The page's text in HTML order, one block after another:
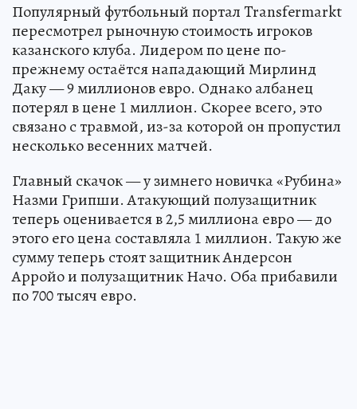
Популярный футбольный портал Transfermarkt
пересмотрел рыночную стоимость игроков
казанского клуба. Лидером по цене по-
прежнему остаётся нападающий Мирлинд
Даку — 9 миллионов евро. Однако албанец
потерял в цене 1 миллион. Скорее всего, это
связано с травмой, из-за которой он пропустил
несколько весенних матчей.
Главный скачок — у зимнего новичка «Рубина»
Назми Грипши. Атакующий полузащитник
теперь оценивается в 2,5 миллиона евро — до
этого его цена составляла 1 миллион. Такую же
сумму теперь стоят защитник Андерсон
Арройо и полузащитник Начо. Оба прибавили
по 700 тысяч евро.